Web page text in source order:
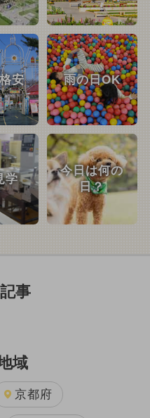
安 雨の日OK
学
今日は何の
日？
事
域
京都府